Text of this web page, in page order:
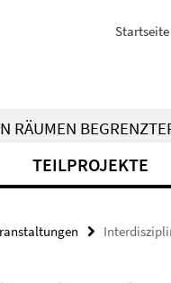
Startseite
RÄUMEN
TEILPROJEKTE